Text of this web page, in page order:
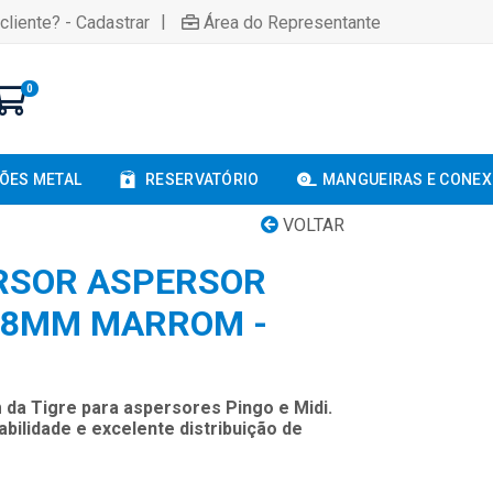
- Cadastrar | Área do Representante
0
METAL RESERVATÓRIO MANGUEIRAS E
VOLTAR
ASPERSOR
MARROM -
Tigre para aspersores Pingo e Midi.
e excelente distribuição de